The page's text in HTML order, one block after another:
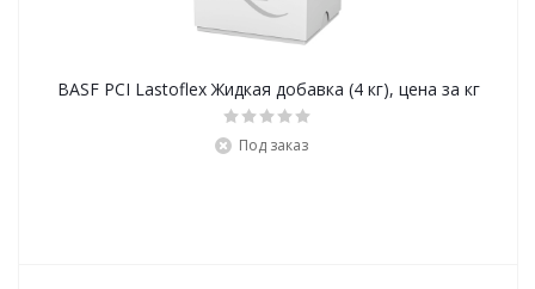
BASF PCI Lastoflex Жидкая добавка (4 кг), цена за кг
Под заказ